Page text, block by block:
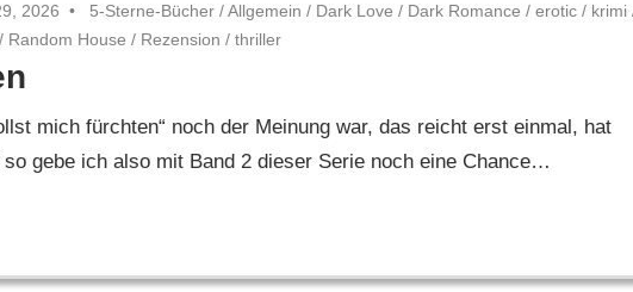
2026 5-Sterne-Bücher /Allgemein / Dark Love / Dark Romance /erotic / krimi
/ Random House / Rezension /thriller
mich fürchten“ noch der Meinung war, das reicht erst einmal, hat
gebe ich also mit Band 2 dieser Serie noch eine Chance…